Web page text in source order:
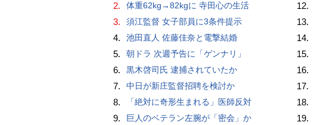
2. 体重62kg→82kgに 寺田心の生活
3. 須江監督 女子部員に3条件提示
4. 池田直人 佐藤佳奈と電撃結婚
5. 朝ドラ 次週予告に「ゲンナリ」
6. 黒木啓司氏 逮捕されていたか
7. 中日が新庄監督招聘を検討か
8. 「絶対に奇形生まれる」医師反対
9. 巨人のベテラン左腕が「密会」か
12.
13.
14.
15.
16.
17.
18.
19.